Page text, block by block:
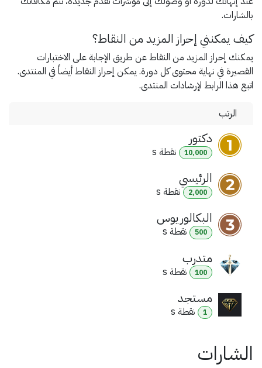
بالشارات.
كيف يمكنني إحراز المزيد من النقاط؟
يمكنك إحراز المزيد من النقاط عن طريق الإجابة على الاختبارات
القصيرة في نهاية محتوى كل دورة. يمكن إحراز النقاط أيضاً في المنتدى.
اتبع هذا الرابط لإرشادات المنتدى.
الرتب
دكتور
10,000 نقطة s
الرئيسي
2,000 نقطة s
البكالوريوس
500 نقطة s
متدرب
100 نقطة s
مستجد
1 نقطة s
الشارات